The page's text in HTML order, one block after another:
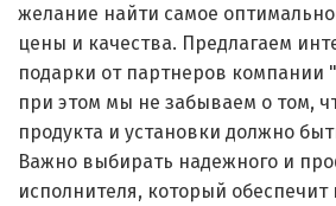
желание найти самое
цены и качества. Предлагаем
подарки от партнеров
при этом мы не забываем о том,
продукта и установки должно
Важно выбирать надежного и
исполнителя, который обеспечит